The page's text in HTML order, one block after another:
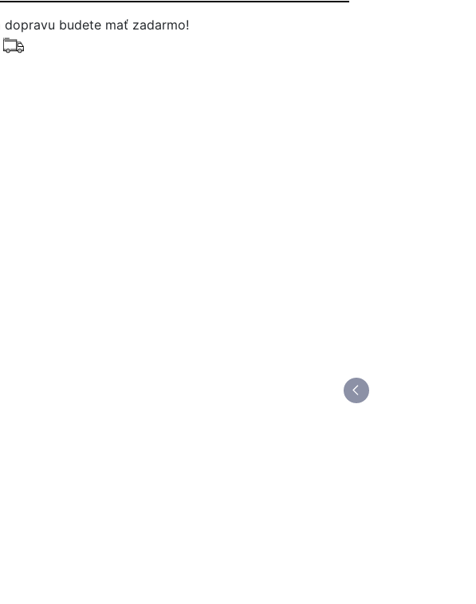
dopravu budete mať zadarmo!